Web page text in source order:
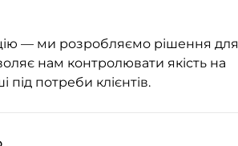
— ми розробляємо рішення для
нам контролювати якість на
під потреби клієнтів.